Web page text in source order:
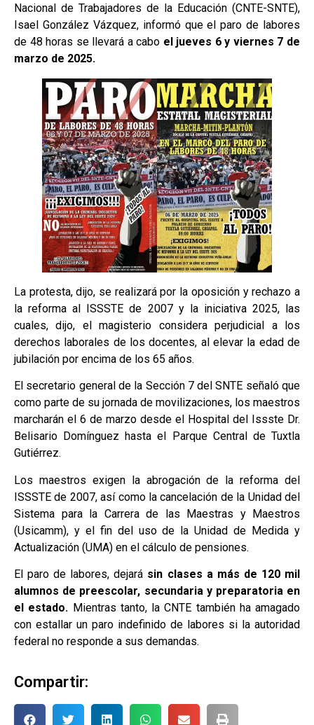
Nacional de Trabajadores de la Educación (CNTE-SNTE),
Isael González Vázquez, informó que el paro de labores
de 48 horas se llevará a cabo el jueves 6 y viernes 7 de
marzo de 2025.
La protesta, dijo, se realizará por la oposición y rechazo a
la reforma al ISSSTE de 2007 y la iniciativa 2025, las
cuales, dijo, el magisterio considera perjudicial a los
derechos laborales de los docentes, al elevar la edad de
jubilación por encima de los 65 años.
El secretario general de la Sección 7 del SNTE señaló que
como parte de su jornada de movilizaciones, los maestros
marcharán el 6 de marzo desde el Hospital del Issste Dr.
Belisario Domínguez hasta el Parque Central de Tuxtla
Gutiérrez.
Los maestros exigen la abrogación de la reforma del
ISSSTE de 2007, así como la cancelación de la Unidad del
Sistema para la Carrera de las Maestras y Maestros
(Usicamm), y el fin del uso de la Unidad de Medida y
Actualización (UMA) en el cálculo de pensiones.
El paro de labores, dejará sin clases a más de 120 mil
alumnos de preescolar, secundaria y preparatoria en
el estado. Mientras tanto, la CNTE también ha amagado
con estallar un paro indefinido de labores si la autoridad
federal no responde a sus demandas.
Compartir: